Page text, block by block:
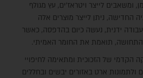
ומשאבים לייצר ויטראז'ים, עץ מגולף
החדישה, ניתן לייצר מוצרים אלה
ידנית, נעשה כיום בהדפסה, כאשר
תואמת את החומר האמיתי.
של הזכוכית ומתאימה לחיפויי
ולתמונות ארט באזורים יבשים ובחללים